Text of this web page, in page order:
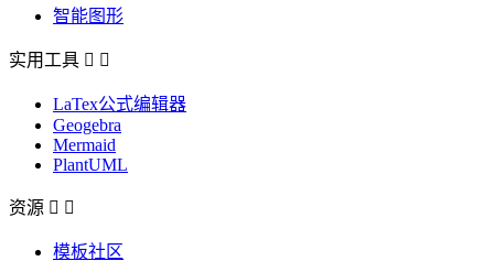
智能图形
实用工具  
LaTex公式编辑器
Geogebra
Mermaid
PlantUML
资源  
模板社区